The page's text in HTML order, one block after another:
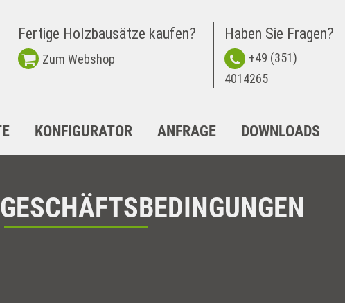
Fertige Holzbausätze kaufen?
Zum Webshop
Haben Sie Fragen?
+49 (351)
4014265
KONFIGURATOR ANFRAGE DOWNLOADS